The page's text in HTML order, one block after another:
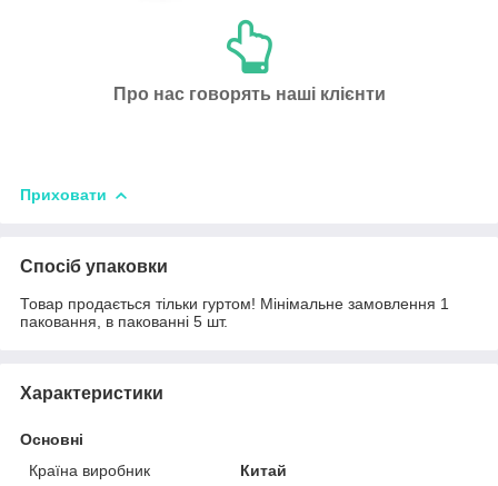
Про нас говорять наші клієнти
Приховати
Спосіб упаковки
Товар продається тільки гуртом! Мінімальне замовлення 1
паковання, в пакованні 5 шт.
Характеристики
Основні
Країна виробник
Китай